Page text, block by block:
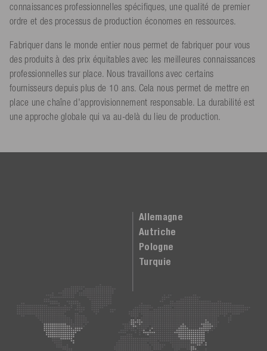
Allemagne
Autriche
Pologne
Turquie
connaissances professionnelles spécifiques, une qualité de premier
ordre et des processus de production économes en ressources.
Fabriquer dans le monde entier nous permet de fabriquer pour vous
des produits à des prix équitables avec les meilleures connaissances
professionnelles sur place. Nous travaillons avec certains
fournisseurs depuis plus de 10 ans. Cela nous permet de mettre en
place une chaîne d'approvisionnement responsable. La durabilité est
une approche globale qui va au-delà du lieu de production.